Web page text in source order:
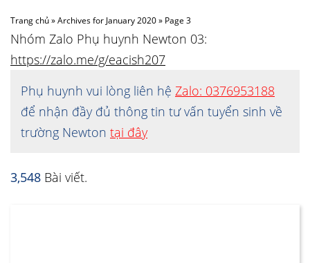
Trang chủ»Archives for January 2020» Page 3
Nhóm Zalo Phụ huynh Newton 03:
https://zalo.me/g/eacish207
Phụ huynh vui lòng liên hệ Zalo: 0376953188
để nhận đầy đủ thông tin tư vấn tuyển sinh về
trường Newton tại đây
3,548 Bài viết.